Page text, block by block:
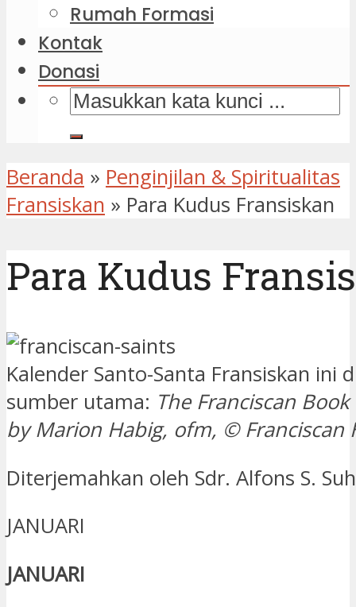
Rumah Formasi
Kontak
Donasi
Beranda » Penginjilan & Spiritualitas
Fransiskan » Para Kudus Fransiskan
Para Kudus
Kalender Santo-Santa Fransiskan ini
sumber utama: The Franciscan
by Marion Habig, ofm, © Franciscan
Diterjemahkan oleh Sdr. Alfons S.
JANUARI
JANUARI